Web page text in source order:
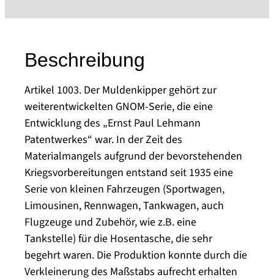
Beschreibung
Artikel 1003. Der Muldenkipper gehört zur
weiterentwickelten GNOM-Serie, die eine
Entwicklung des „Ernst Paul Lehmann
Patentwerkes“ war. In der Zeit des
Materialmangels aufgrund der bevorstehenden
Kriegsvorbereitungen entstand seit 1935 eine
Serie von kleinen Fahrzeugen (Sportwagen,
Limousinen, Rennwagen, Tankwagen, auch
Flugzeuge und Zubehör, wie z.B. eine
Tankstelle) für die Hosentasche, die sehr
begehrt waren. Die Produktion konnte durch die
Verkleinerung des Maßstabs aufrecht erhalten